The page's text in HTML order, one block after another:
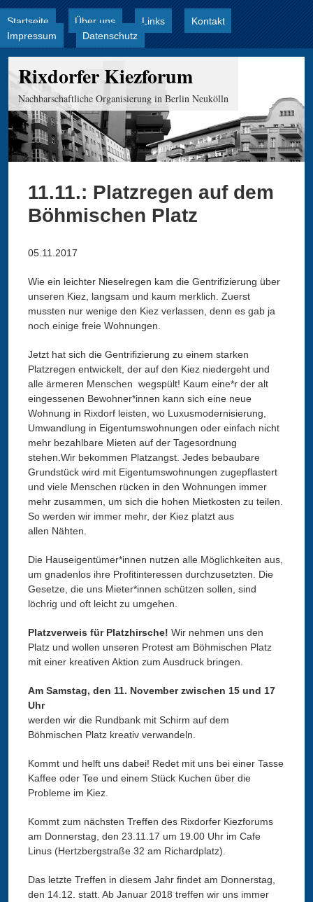
Jump to navigation
Hauptmenü
Startseite Über uns Links
Kontakt
Impressum
Datenschutz
Rixdorfer Kiezforum
Nachbarschaftliche Organisierung in Berlin Neukölln
11.11.: Platzregen auf dem
Böhmischen Platz
05.11.2017
Wie ein leichter Nieselregen kam die Gentrifizierung über
unseren Kiez, langsam und kaum merklich. Zuerst
mussten nur wenige den Kiez verlassen, denn es gab ja
noch einige freie Wohnungen.
Jetzt hat sich die Gentrifizierung zu einem starken
Platzregen entwickelt, der auf den Kiez niedergeht und
alle ärmeren Menschen wegspült! Kaum eine*r der alt
eingessenen Bewohner*innen kann sich eine neue
Wohnung in Rixdorf leisten, wo Luxusmodernisierung,
Umwandlung in Eigentumswohnungen oder einfach nicht
mehr bezahlbare Mieten auf der Tagesordnung
stehen. Wir bekommen Platzangst. Jedes bebaubare
Grundstück wird mit Eigentumswohnungen zugepflastert
und viele Menschen rücken in den Wohnungen immer
mehr zusammen, um sich die hohen Mietkosten zu teilen.
So werden wir immer mehr, der Kiez platzt aus
allen Nähten.
Die Hauseigentümer*innen nutzen alle Möglichkeiten aus,
um gnadenlos ihre Profitinteressen durchzusetzten. Die
Gesetze, die uns Mieter*innen schützen sollen, sind
löchrig und oft leicht zu umgehen.
Platzverweis für Platzhirsche! Wir nehmen uns den
Platz und wollen unseren Protest am Böhmischen Platz
mit einer kreativen Aktion zum Ausdruck bringen.
Am Samstag, den 11. November zwischen 15 und 17
Uhr
werden wir die Rundbank mit Schirm auf dem
Böhmischen Platz kreativ verwandeln.
Kommt und helft uns dabei! Redet mit uns bei einer Tasse
Kaffee oder Tee und einem Stück Kuchen über die
Probleme im Kiez.
Kommt zum nächsten Treffen des Rixdorfer Kiezforums
am Donnerstag, den 23.11.17 um 19.00 Uhr im Cafe
Linus (Hertzbergstraße 32 am Richardplatz).
Das letzte Treffen in diesem Jahr findet am Donnerstag,
den 14.12. statt. Ab Januar 2018 treffen wir uns immer